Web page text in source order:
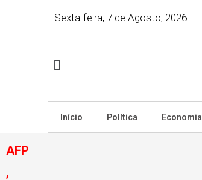
Sexta-feira, 7 de Agosto, 2026
Início Política Economia
AFP
,